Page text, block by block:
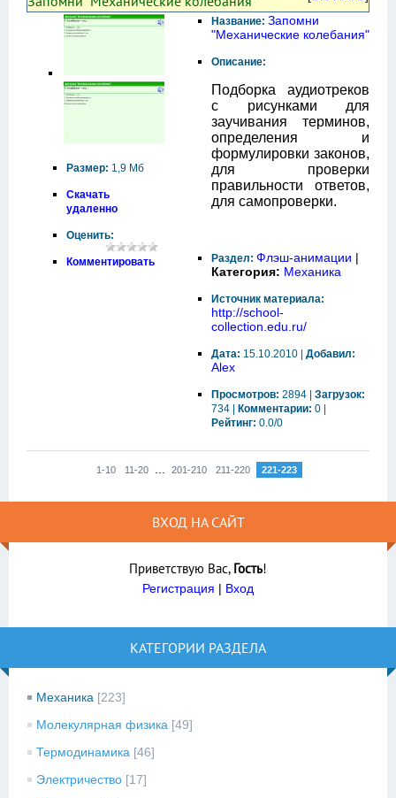
Размер: 1,9 Мб
Скачать
удаленно
Оценить:
Комментировать
Название: Запомни
"Механические колебания"
Описание:
Подборка аудиотреков
с рисунками для
заучивания терминов,
определения и
формулировки законов,
для проверки
правильности ответов,
для самопроверки.
Раздел: Флэш-анимации |
Категория: Механика
Источник материала:
http://school-
collection.edu.ru/
Дата: 15.10.2010 | Добавил:
Alex
Просмотров: 2894 | Загрузок:
734 |
Комментарии: 0 |
Рейтинг: 0.0/0
1-10 11-20 201-210 211-220 221-223
ВХОД НА САЙТ
Приветствую Вас, Гость!
Регистрация | Вход
КАТЕГОРИИ РАЗДЕЛА
Механика [223]
Молекулярная физика [49]
Термодинамика [46]
Электричество [17]